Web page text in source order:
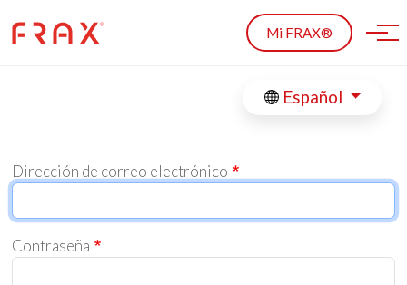
Mi FRAX®
Español
Dirección de correo electrónico
Contraseña